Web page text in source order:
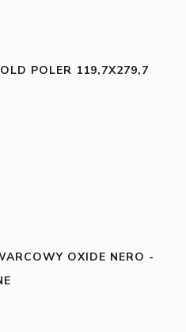
POLER 119,7X279,7
OXIDE NERO -